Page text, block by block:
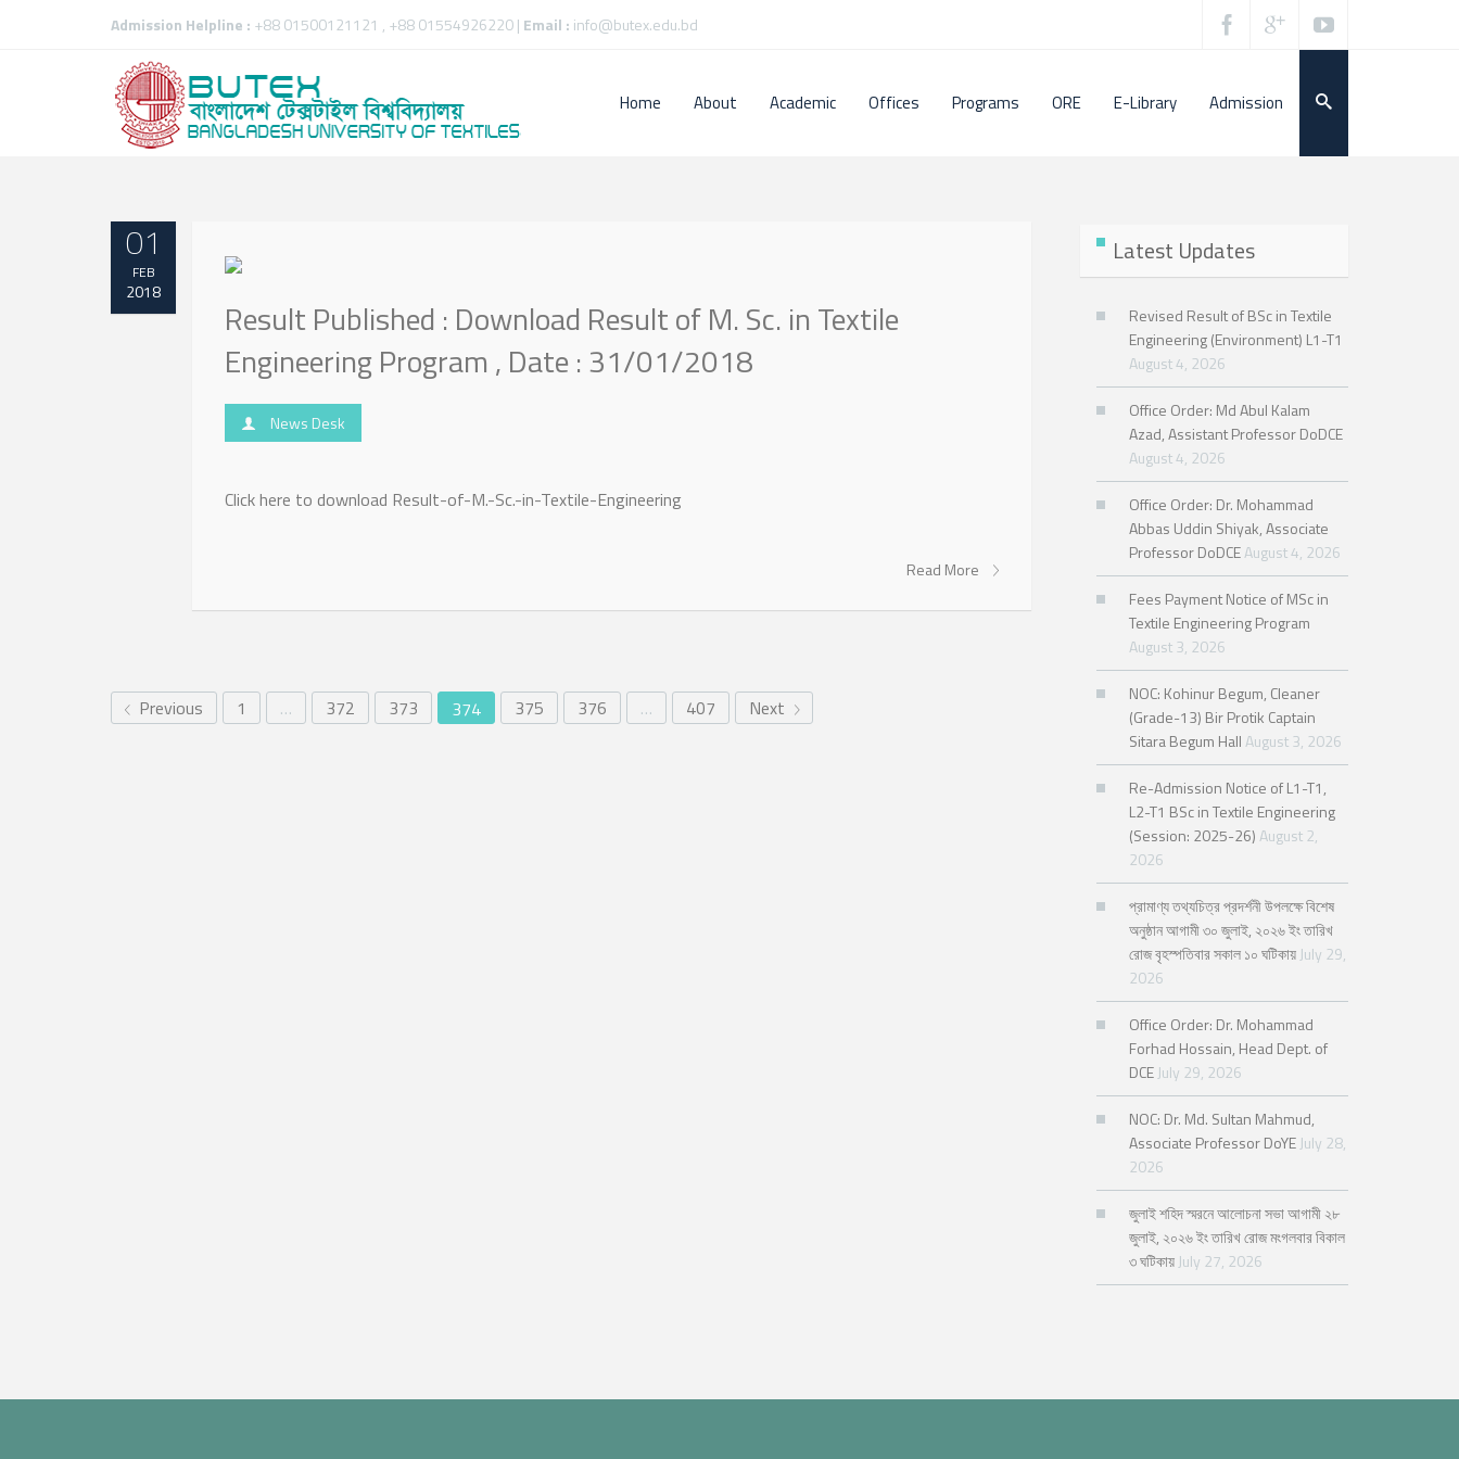
Admission Helpline : +88 01500121121 , +88 01554926220 | Email : info@butex.edu.bd
Home About Academic Offices Programs ORE E-Library Admission
01
FEB
2018
Result Published : Download Result of M. Sc. in Textile
Engineering Program , Date : 31/01/2018
News Desk
Click here to download Result-of-M.-Sc.-in-Textile-Engineering
Read More
Previous 1 … 372 373 374 375 376 … 407 Next
Latest Updates
Revised Result of BSc in Textile
Engineering (Environment) L1-T1
August 4, 2026
Office Order: Md Abul Kalam
Azad, Assistant Professor DoDCE
August 4, 2026
Office Order: Dr. Mohammad
Abbas Uddin Shiyak, Associate
Professor DoDCEAugust 4, 2026
Fees Payment Notice of MSc in
Textile Engineering Program
August 3, 2026
NOC: Kohinur Begum, Cleaner
(Grade-13) Bir Protik Captain
Sitara Begum HallAugust 3, 2026
Re-Admission Notice of L1-T1,
L2-T1 BSc in Textile Engineering
(Session: 2025-26)August 2,
2026
প্রামাণ্য তথ্যচিত্র প্রদর্শনী উপলক্ষে বিশেষ
অনুষ্ঠান আগামী ৩০ জুলাই, ২০২৬ ইং তারিখ
রোজ বৃহস্পতিবার সকাল ১০ ঘটিকায় July 29,
2026
Office Order: Dr. Mohammad
Forhad Hossain, Head Dept. of
DCE July 29, 2026
NOC: Dr. Md. Sultan Mahmud,
Associate Professor DoYE July 28,
2026
জুলাই শহিদ স্মরনে আলোচনা সভা আগামী ২৮
জুলাই, ২০২৬ ইং তারিখ রোজ মংগলবার বিকাল
৩ ঘটিকায় July 27, 2026